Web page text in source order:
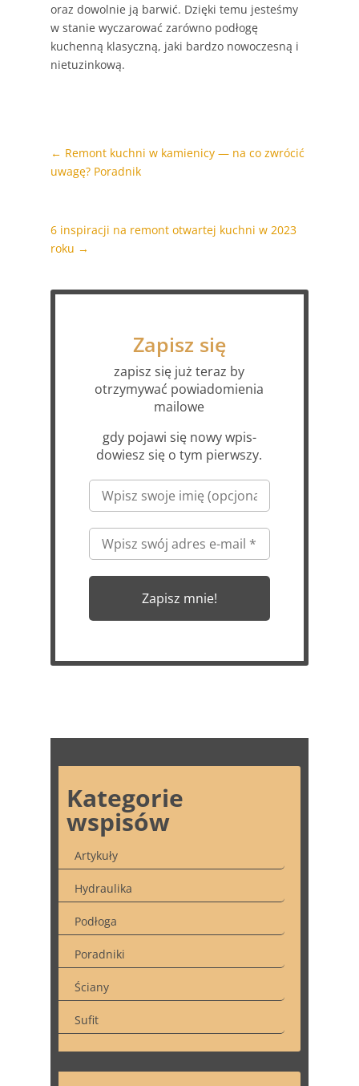
oraz dowolnie ją barwić. Dzięki temu jesteśmy
w stanie wyczarować zarówno podłogę
kuchenną klasyczną, jaki bardzo nowoczesną i
nietuzinkową.
← Remont kuchni w kamienicy — na co zwrócić
uwagę? Poradnik
6 inspiracji na remont otwartej kuchni w 2023
roku →
Zapisz się
zapisz się już teraz by
otrzymywać powiadomienia
mailowe
gdy pojawi się nowy wpis-
dowiesz się o tym pierwszy.
Kategorie
wspisów
Artykuły
Hydraulika
Podłoga
Poradniki
Ściany
Sufit